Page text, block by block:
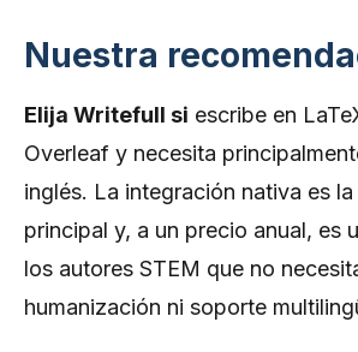
Nuestra
Elija Writefull si escribe en
Overleaf y necesita
inglés. La integración nativa es
principal y, a un precio anual, es
los autores STEM que no
humanización ni soporte